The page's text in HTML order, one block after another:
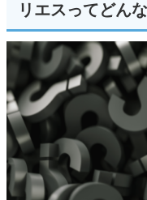
リエスってどん